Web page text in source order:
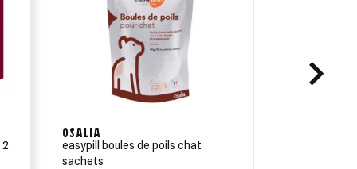
OSALIA
easypill boules de poils chat
sachets